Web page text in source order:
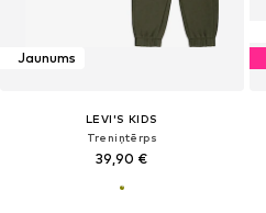
Jaunums
LEVI'S KIDS
Treniņtērps
39,90 €